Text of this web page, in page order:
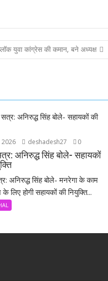
युवा कांग्रेस की कमान, बने अध्यक्ष
2026 deshadesh27 0
अनिरुद्ध सिंह बोले- सहायकों
अनिरुद्ध सिंह बोले- मनरेगा के काम
लिए होगी सहायकों की नियुक्ति...